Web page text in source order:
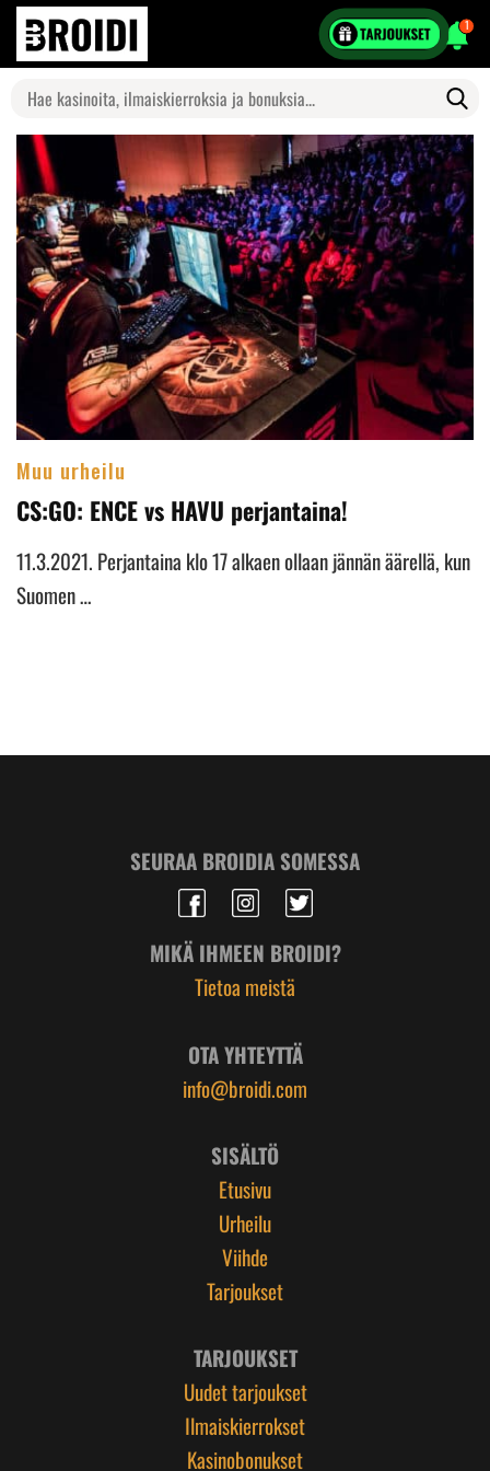
1
Search
for:
Muu urheilu
CS:GO: ENCE vs HAVU perjantaina!
11.3.2021. Perjantaina klo 17 alkaen ollaan jännän äärellä, kun
Suomen …
SEURAA BROIDIA SOMESSA
MIKÄ IHMEEN BROIDI?
Tietoa meistä
OTA YHTEYTTÄ
info@broidi.com
SISÄLTÖ
Etusivu
Urheilu
Viihde
Tarjoukset
TARJOUKSET
Uudet tarjoukset
Ilmaiskierrokset
Kasinobonukset